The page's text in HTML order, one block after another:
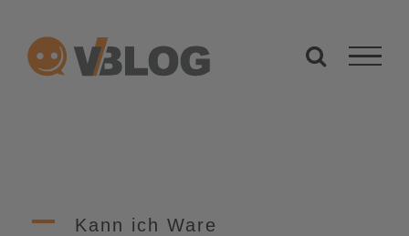
springen
A
Kann ich Ware